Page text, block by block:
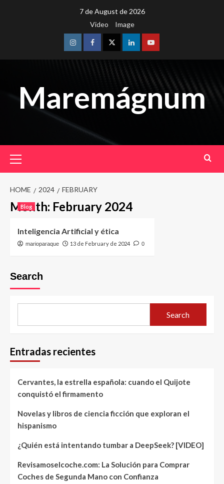
7 de August de 2026
Video
Image
InstagramFacebookTwitterLinkedinYoutube
Maremágnum
Menu
HOME 2024 FEBRUARY
Month: February 2024
Blog
Inteligencia Artificial y ética
marioparaque 13 de February de 2024 0
Search
Search
Entradas recientes
Cervantes, la estrella española: cuando el Quijote
conquistó el firmamento
Novelas y libros de ciencia ficción que exploran el
hispanismo
¿Quién está intentando tumbar a DeepSeek? [VIDEO]
Revisamoselcoche.com: La Solución para Comprar
Coches de Segunda Mano con Confianza